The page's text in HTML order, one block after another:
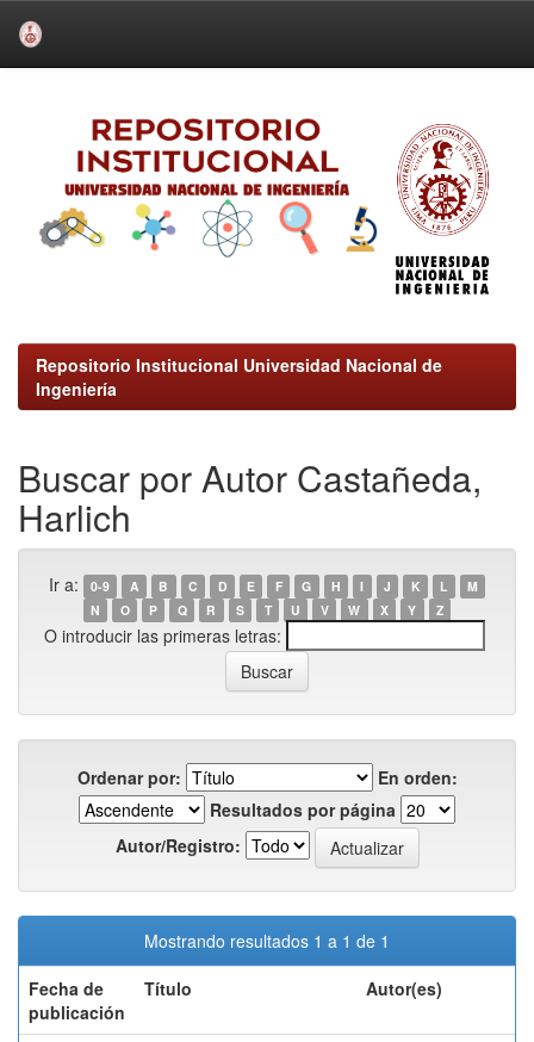
Repositorio Institucional Universidad Nacional de
Ingeniería
Buscar por Autor Castañeda,
Harlich
Ir a: 0-9 A B C D E F G H I J K L
M
N
O P Q R S T U V W X Y Z
O introducir las primeras letras:
Ordenar por:
En orden:
Resultados por página
Autor/Registro:
Mostrando resultados 1 a 1 de 1
Fecha de
publicación
Título Autor(es)